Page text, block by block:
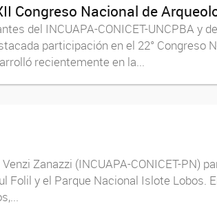
Congreso Nacional de
del INCUAPA-CONICET-UNCPBA y
participación en el 22°
recientemente en la...
Zanazzi (INCUAPA-CONICET-PN)
Folil y el Parque Nacional Islote Lobos.